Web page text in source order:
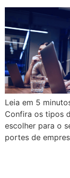
Leia em 5
Confira os tipos
escolher para o
portes de